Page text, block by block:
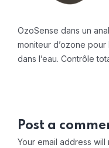
OzoSense dans un
moniteur d’ozone
dans l’eau. Contrôle
Post a
Your email address